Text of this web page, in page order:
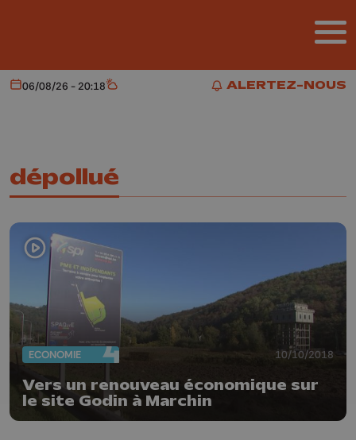
ALERTEZ-NOUS
ALERTEZ-NOUS
Aujourd'hui
06/08/26 - 20:18 Météo
dépollué
ECONOMIE 10/10/2018
Vers un renouveau économique sur
le site Godin à Marchin